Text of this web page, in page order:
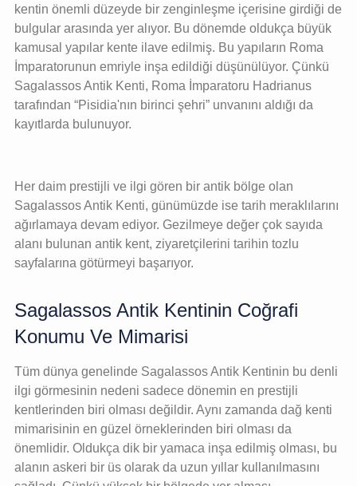
kentin önemli düzeyde bir zenginleşme içerisine girdiği de
bulgular arasında yer alıyor. Bu dönemde oldukça büyük
kamusal yapılar kente ilave edilmiş. Bu yapıların Roma
İmparatorunun emriyle inşa edildiği düşünülüyor. Çünkü
Sagalassos Antik Kenti, Roma İmparatoru Hadrianus
tarafından “Pisidia'nın birinci şehri” unvanını aldığı da
kayıtlarda bulunuyor.
Her daim prestijli ve ilgi gören bir antik bölge olan
Sagalassos Antik Kenti, günümüzde ise tarih meraklılarını
ağırlamaya devam ediyor. Gezilmeye değer çok sayıda
alanı bulunan antik kent, ziyaretçilerini tarihin tozlu
sayfalarına götürmeyi başarıyor.
Sagalassos Antik Kentinin Coğrafi
Konumu Ve Mimarisi
Tüm dünya genelinde Sagalassos Antik Kentinin bu denli
ilgi görmesinin nedeni sadece dönemin en prestijli
kentlerinden biri olması değildir. Aynı zamanda dağ kenti
mimarisinin en güzel örneklerinden biri olması da
önemlidir. Oldukça dik bir yamaca inşa edilmiş olması, bu
alanın askeri bir üs olarak da uzun yıllar kullanılmasını